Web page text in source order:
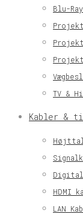
Blu-
TV &
Kabler &
Digital
HDMI
LAN